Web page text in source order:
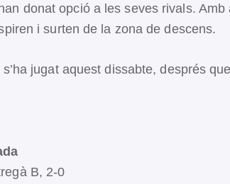
donat opció a les seves rivals. Amb
i surten de la zona de descens.
jugat aquest dissabte, després
B, 2-0